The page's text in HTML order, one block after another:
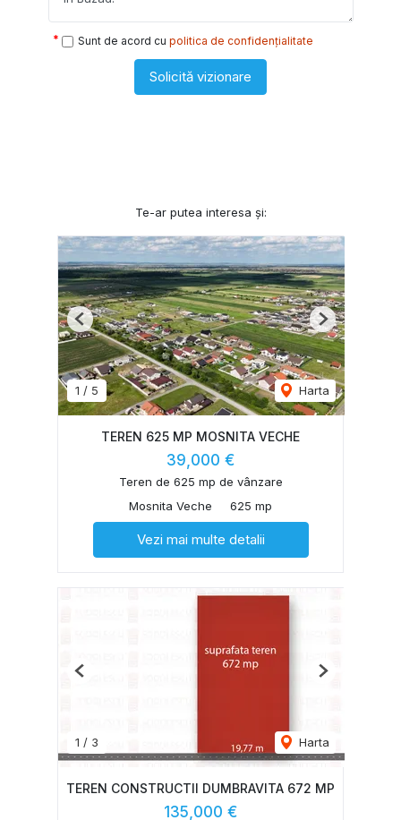
Sunt de acord cu politica de confidențialitate
Solicită vizionare
Te-ar putea interesa și:
1 / 5 Harta
Previous Next
TEREN 625 MP MOSNITA VECHE
39,000 €
Teren de 625 mp de vânzare
Mosnita Veche
625 mp
Vezi mai multe detalii
1 / 3 Harta
Previous Next
TEREN CONSTRUCTII DUMBRAVITA 672 MP
135,000 €